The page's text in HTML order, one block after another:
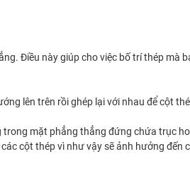
Điều này giúp cho việc bố trí thép mà
lên trên rồi ghép lại với nhau để cột
trong mặt phẳng thẳng đứng chứa trục
cột thép vì như vậy sẽ ảnh hưởng đến